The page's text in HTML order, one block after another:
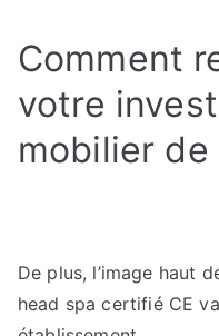
Comment
votre
mobilier de
De plus, l’image haut
head spa certifié CE